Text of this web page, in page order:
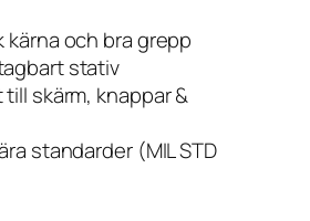
kärna och bra grepp
stativ
skärm, knappar &
standarder (MIL STD